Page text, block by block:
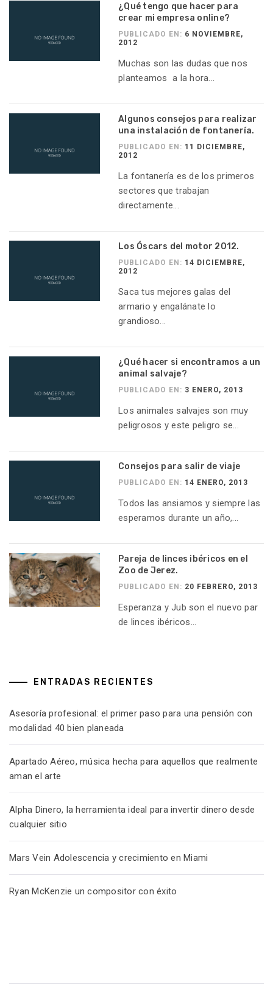
¿Qué tengo que hacer para
crear mi empresa online?
PUBLICADO EN: 6 NOVIEMBRE,
2012
Muchas son las dudas que nos
planteamos a la hora...
Algunos consejos para realizar
una instalación de fontanería.
PUBLICADO EN: 11 DICIEMBRE,
2012
La fontanería es de los primeros
sectores que trabajan
directamente...
Los Óscars del motor 2012.
PUBLICADO EN: 14 DICIEMBRE,
2012
Saca tus mejores galas del
armario y engalánate lo
grandioso...
¿Qué hacer si encontramos a un
animal salvaje?
PUBLICADO EN: 3 ENERO, 2013
Los animales salvajes son muy
peligrosos y este peligro se...
Consejos para salir de viaje
PUBLICADO EN: 14 ENERO, 2013
Todos las ansiamos y siempre las
esperamos durante un año,...
Pareja de linces ibéricos en el
Zoo de Jerez.
PUBLICADO EN: 20 FEBRERO, 2013
Esperanza y Jub son el nuevo par
de linces ibéricos...
ENTRADAS RECIENTES
Asesoría profesional: el primer paso para una pensión con
modalidad 40 bien planeada
Apartado Aéreo, música hecha para aquellos que realmente
aman el arte
Alpha Dinero, la herramienta ideal para invertir dinero desde
cualquier sitio
Mars Vein Adolescencia y crecimiento en Miami
Ryan McKenzie un compositor con éxito